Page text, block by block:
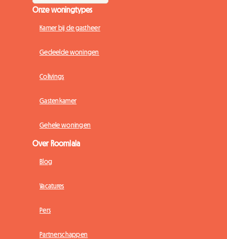
Onze woningtypes
Kamer bij de gastheer
Gedeelde woningen
Colivings
Gastenkamer
Gehele woningen
Over Roomlala
Blog
Vacatures
Pers
Partnerschappen